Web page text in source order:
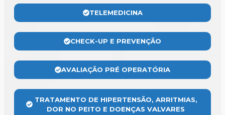
TELEMEDICINA
CHECK-UP E PREVENÇÃO
AVALIAÇÃO PRÉ OPERATÓRIA
TRATAMENTO DE HIPERTENSÃO, ARRITMIAS,
DOR NO PEITO E DOENÇAS VALVARES